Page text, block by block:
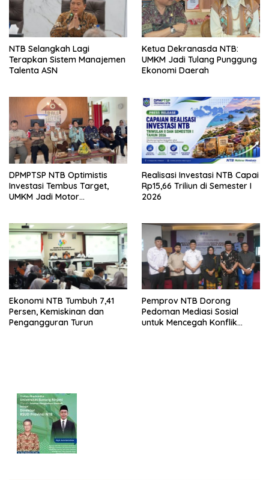
NTB Selangkah Lagi
Terapkan Sistem Manajemen
Talenta ASN
Ketua Dekranasda NTB:
UMKM Jadi Tulang Punggung
Ekonomi Daerah
DPMPTSP NTB Optimistis
Investasi Tembus Target,
UMKM Jadi Motor
Realisasi Investasi NTB Capai
Rp15,66 Triliun di Semester I
2026
Ekonomi NTB Tumbuh 7,41
Persen, Kemiskinan dan
Pengangguran Turun
Pemprov NTB Dorong
Pedoman Mediasi Sosial
untuk Mencegah Konflik